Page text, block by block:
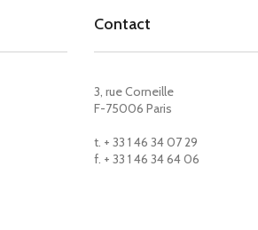
Contact
3, rue Corneille
F-75006 Paris
t. + 33 1 46 34 07 29
f. + 33 1 46 34 64 06